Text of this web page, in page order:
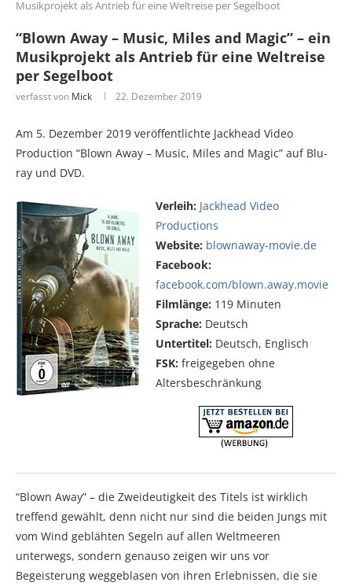
Musikprojekt als Antrieb für eine Weltreise per Segelboot
“Blown Away – Music, Miles and Magic” – ein
Musikprojekt als Antrieb für eine Weltreise
per Segelboot
verfasst von Mick 22. Dezember 2019
Am 5. Dezember 2019 veröffentlichte Jackhead Video
Production “Blown Away – Music, Miles and Magic” auf Blu-
ray und DVD.
Verleih: Jackhead Video
Productions
Website: blownaway-movie.de
Facebook:
facebook.com/blown.away.movie
Filmlänge: 119 Minuten
Sprache: Deutsch
Untertitel: Deutsch, Englisch
FSK: freigegeben ohne
Altersbeschränkung
“Blown Away” – die Zweideutigkeit des Titels ist wirklich
treffend gewählt, denn nicht nur sind die beiden Jungs mit
vom Wind geblähten Segeln auf allen Weltmeeren
unterwegs, sondern genauso zeigen wir uns vor
Begeisterung weggeblasen von ihren Erlebnissen, die sie